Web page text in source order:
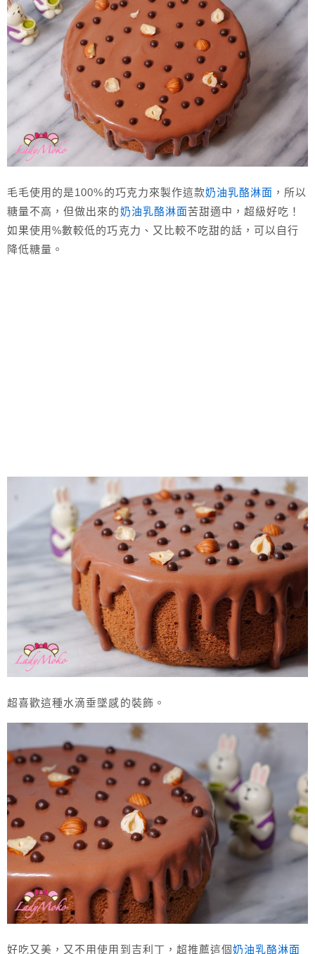
毛毛使用的是100%的巧克力來製作這款奶油乳酪淋面 ，所以
糖量不高，但做出來的奶油乳酪淋面苦甜適中，超級好吃！
如果使用%數較低的巧克力、又比較不吃甜的話，可以自行
降低糖量。
超喜歡這種水滴垂墜感的裝飾。
好吃又美，又不用使用到吉利丁，超推薦這個奶油乳酪淋面